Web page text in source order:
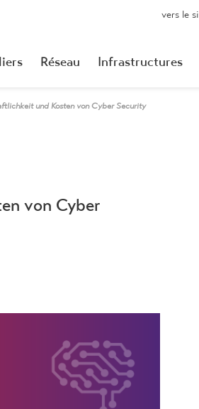
vers le
Réseau Infrastructures
und Kosten von Cyber Security
von Cyber